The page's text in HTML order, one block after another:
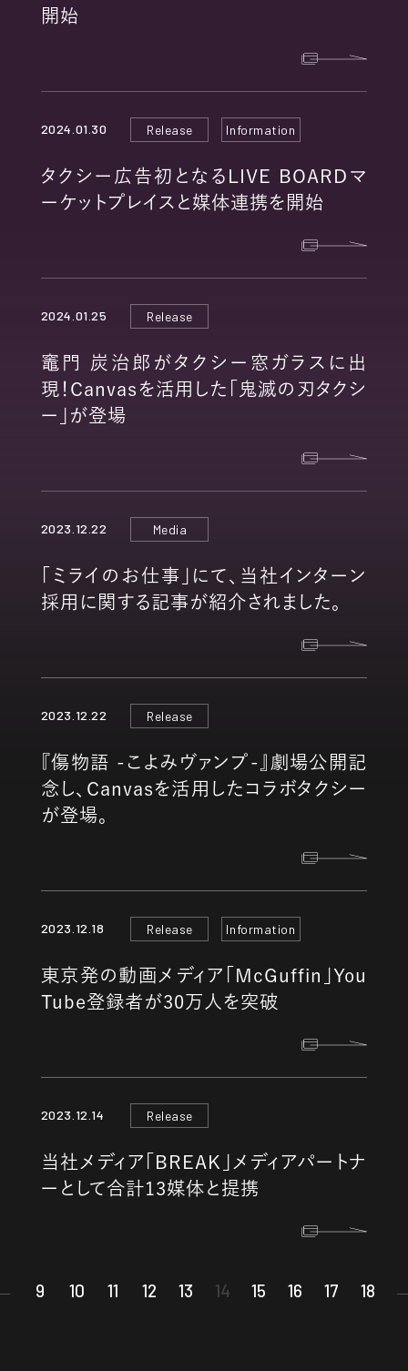
開始
2024.01.30 Release Information
タクシー広告初となるLIVE BOARDマ
ーケットプレイスと媒体連携を開始
2024.01.25 Release
竈門 炭治郎がタクシー窓ガラスに出
現！Canvasを活用した「鬼滅の刃タクシ
ー」が登場
2023.12.22 Media
「ミライのお仕事」にて、当社インターン
採用に関する記事が紹介されました。
2023.12.22 Release
『傷物語 -こよみヴァンプ-』劇場公開記
念し、Canvasを活用したコラボタクシー
が登場。
2023.12.18 Release Information
東京発の動画メディア「McGuffin」You
Tube登録者が30万人を突破
2023.12.14 Release
当社メディア「BREAK」メディアパートナ
ーとして合計13媒体と提携
9 10 11 12 13 14 15 16 17 18